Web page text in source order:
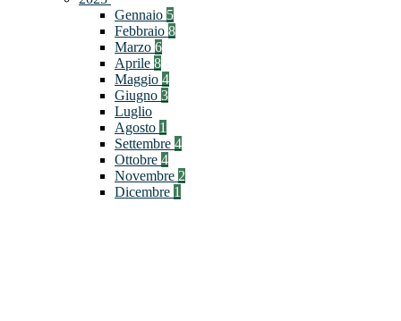
Gennaio 5
Febbraio 8
Marzo 6
Aprile 8
Maggio 4
Giugno 3
Luglio
Agosto 1
Settembre 4
Ottobre 4
Novembre 2
Dicembre 1